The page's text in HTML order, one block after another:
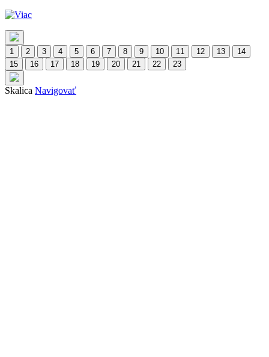
1 2 3 4 5 6 7 8 9 10 11 12 13
14
15
16 17 18 19 20 21 22 23
Skalica Navigovať